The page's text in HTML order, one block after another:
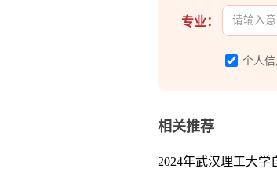
专业：
个人
相关推荐
2024年武汉理工大